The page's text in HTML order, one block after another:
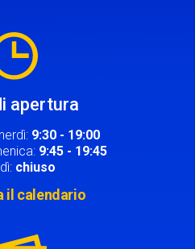
apertura
9:30 - 19:00
9:45 - 19:45
chiuso
il calendario